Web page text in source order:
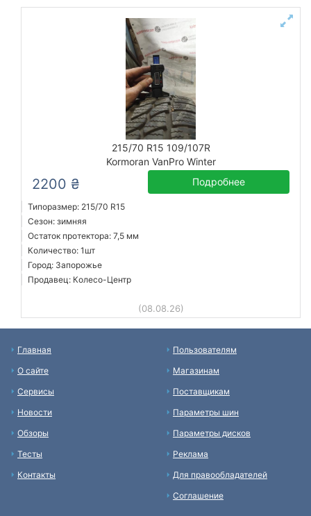
215/70 R15 109/107R
Kormoran VanPro Winter
2200 ₴ Подробнее
Типоразмер: 215/70 R15
Сезон: зимняя
Остаток протектора: 7,5 мм
Количество: 1шт
Город: Запорожье
Продавец: Колесо-Центр
(08.08.26)
Главная
О сайте
Сервисы
Новости
Обзоры
Тесты
Контакты
Пользователям
Магазинам
Поставщикам
Параметры шин
Параметры дисков
Реклама
Для правообладателей
Соглашение